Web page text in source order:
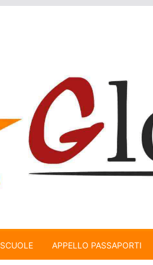
SCUOLE APPELLO PASSAPORTI